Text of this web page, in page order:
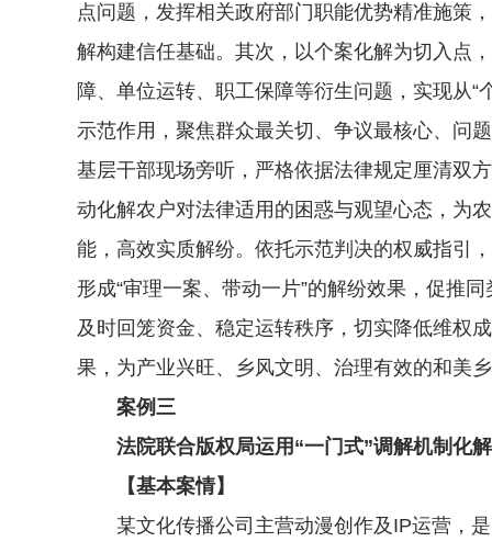
点问题，发挥相关政府部门职能优势精准施策
解构建信任基础。其次，以个案化解为切入点
障、单位运转、职工保障等衍生问题，实现从
示范作用，聚焦群众最关切、争议最核心、问
基层干部现场旁听，严格依据法律规定厘清双
动化解农户对法律适用的困惑与观望心态，为
能，高效实质解纷。依托示范判决的权威指引
形成“审理一案、带动一片”的解纷效果，促推
及时回笼资金、稳定运转秩序，切实降低维权
果，为产业兴旺、乡风文明、治理有效的和美
案例三
法院联合版权局运用“一门式”调解机制化
【基本案情】
某文化传播公司主营动漫创作及IP运营，是